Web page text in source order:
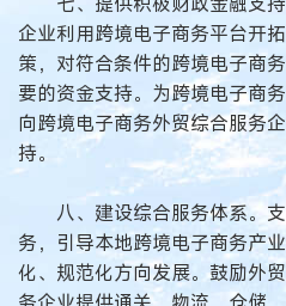
企业利用跨境电子商务平台开
策，对符合条件的跨境电子商
要的资金支持。为跨境电子商
向跨境电子商务外贸综合服务
持。
八、建设综合服务体系。支
务，引导本地跨境电子商务产
化、规范化方向发展。鼓励外